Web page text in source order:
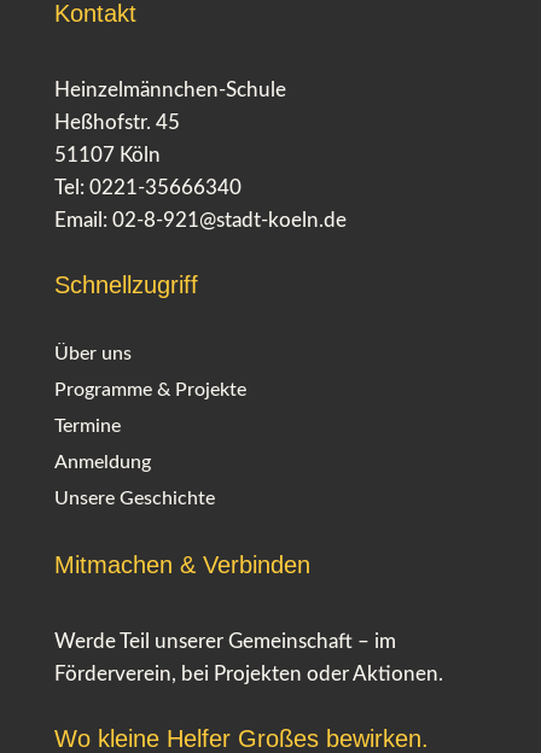
Kontakt
Heinzelmännchen-Schule
Heßhofstr. 45
51107 Köln
Tel: 0221-35666340
Email: 02-8-921@stadt-koeln.de
Schnellzugriff
Über uns
Programme & Projekte
Termine
Anmeldung
Unsere Geschichte
Mitmachen & Verbinden
Werde Teil unserer Gemeinschaft – im
Förderverein, bei Projekten oder Aktionen.
Wo kleine Helfer Großes bewirken.